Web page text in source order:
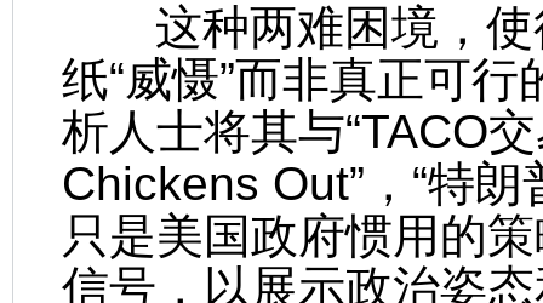
这种两难困境，使
纸“威慑”而非真正可
析人士将其与“TACO
Chickens Out”，“特
只是美国政府惯用的
信号，以展示政治姿